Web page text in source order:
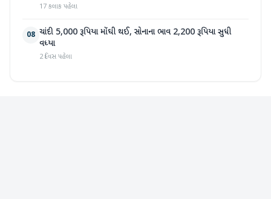
17 કલાક પહેલા
08 ચાંદી 5,000 રૂપિયા મોંઘી થઈ, સોનાના ભાવ 2,200 રૂપિયા સુધી
વધ્યા
2 દિવસ પહેલા